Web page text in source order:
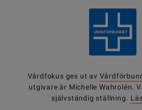
Vårdfokus ges ut av
utgivare är Michelle Wahrolén.
självständig ställning.